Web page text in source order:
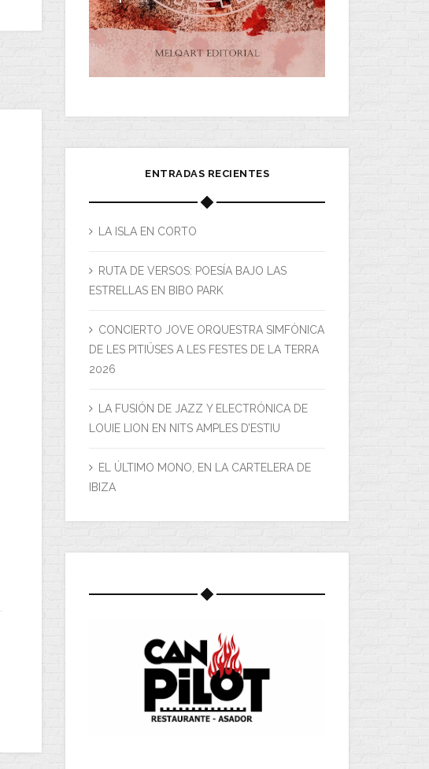
ENTRADAS RECIENTES
LA ISLA EN CORTO
RUTA DE VERSOS: POESÍA BAJO LAS
ESTRELLAS EN BIBO PARK
CONCIERTO JOVE ORQUESTRA SIMFÒNICA
DE LES PITIÜSES A LES FESTES DE LA TERRA
2026
LA FUSIÓN DE JAZZ Y ELECTRÓNICA DE
LOUIE LION EN NITS AMPLES D’ESTIU
EL ÚLTIMO MONO, EN LA CARTELERA DE
IBIZA